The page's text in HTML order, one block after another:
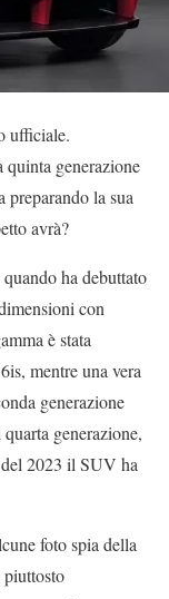
ufficiale.
quinta generazione
preparando la sua
avrà?
ha debuttato
con
è stata
mentre una vera
generazione
generazione,
del 2023 il SUV ha
foto spia della